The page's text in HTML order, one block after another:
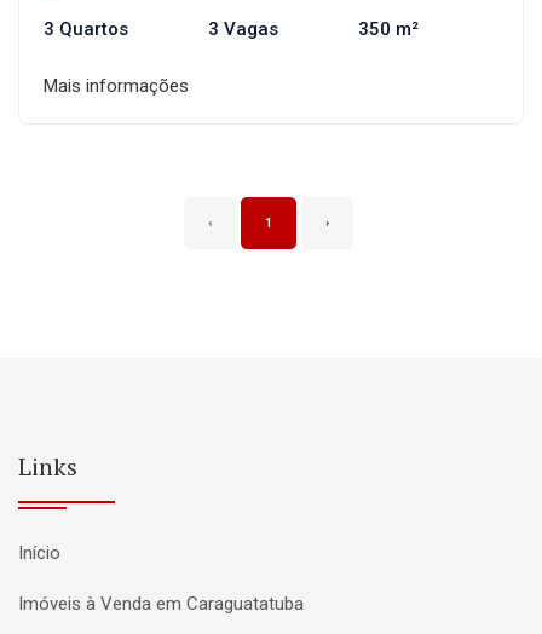
3 Quartos 3 Vagas 350 m²
Mais informações
‹ 1 ›
Links
Início
Imóveis à Venda em Caraguatatuba